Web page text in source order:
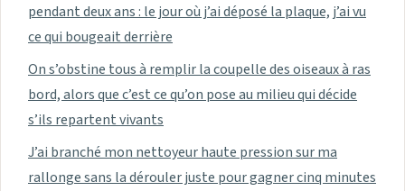
pendant deux ans : le jour où j’ai déposé la plaque, j’ai vu
ce qui bougeait derrière
On s’obstine tous à remplir la coupelle des oiseaux à ras
bord, alors que c’est ce qu’on pose au milieu qui décide
s’ils repartent vivants
J’ai branché mon nettoyeur haute pression sur ma
rallonge sans la dérouler juste pour gagner cinq minutes